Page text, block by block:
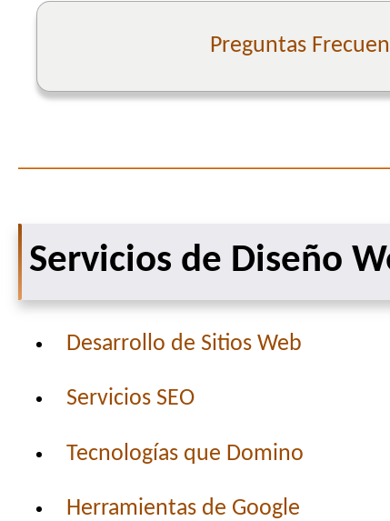
Preguntas
Servicios de Diseño
Desarrollo de Sitios Web
Servicios SEO
Tecnologías que Domino
Herramientas de Google